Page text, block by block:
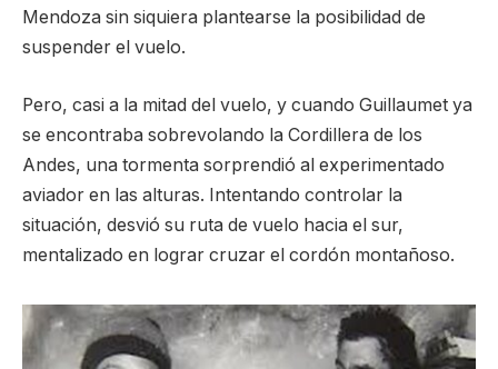
Mendoza sin siquiera plantearse la posibilidad de
suspender el vuelo.
Pero, casi a la mitad del vuelo, y cuando Guillaumet ya
se encontraba sobrevolando la Cordillera de los
Andes, una tormenta sorprendió al experimentado
aviador en las alturas. Intentando controlar la
situación, desvió su ruta de vuelo hacia el sur,
mentalizado en lograr cruzar el cordón montañoso.